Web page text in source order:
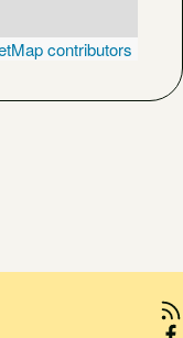
contributors